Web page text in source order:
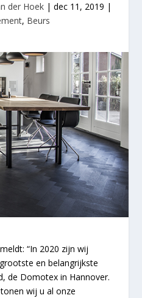
der Hoek | dec 11, 2019 |
, Beurs
“In 2020 zijn wij
en belangrijkste
de Domotex in Hannover.
wij u al onze